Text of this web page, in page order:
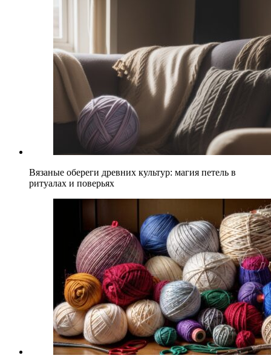
Вязаные обереги древних культур: магия петель в
ритуалах и поверьях